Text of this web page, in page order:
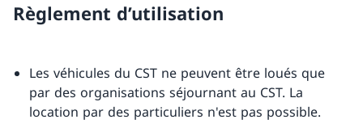
Règlement d’utilisation
Les véhicules du CST ne peuvent être loués que
par des organisations séjournant au CST. La
location par des particuliers n'est pas possible.